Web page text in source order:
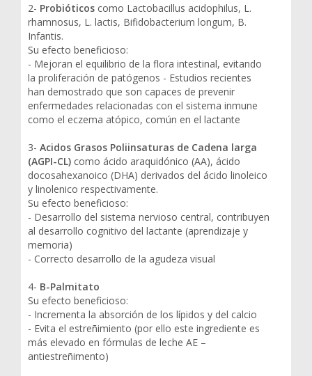
2- Probióticos como Lactobacillus acidophilus, L.
rhamnosus, L. lactis, Bifidobacterium longum, B.
Infantis.
Su efecto beneficioso:
- Mejoran el equilibrio de la flora intestinal, evitando
la proliferación de patógenos - Estudios recientes
han demostrado que son capaces de prevenir
enfermedades relacionadas con el sistema inmune
como el eczema atópico, común en el lactante
3- Acidos Grasos Poliinsaturas de Cadena larga
(AGPI-CL) como ácido araquidónico (AA), ácido
docosahexanoico (DHA) derivados del ácido linoleico
y linolenico respectivamente.
Su efecto beneficioso:
- Desarrollo del sistema nervioso central, contribuyen
al desarrollo cognitivo del lactante (aprendizaje y
memoria)
- Correcto desarrollo de la agudeza visual
4- B-Palmitato
Su efecto beneficioso:
- Incrementa la absorción de los lípidos y del calcio
- Evita el estreñimiento (por ello este ingrediente es
más elevado en fórmulas de leche AE –
antiestreñimento)